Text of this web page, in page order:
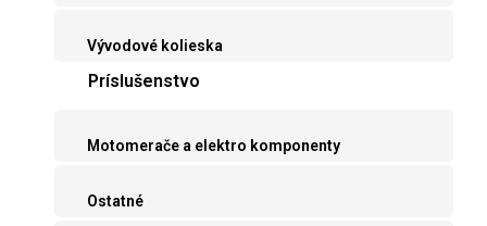
Vývodové kolieska
Príslušenstvo
Motomerače a elektro komponenty
Ostatné